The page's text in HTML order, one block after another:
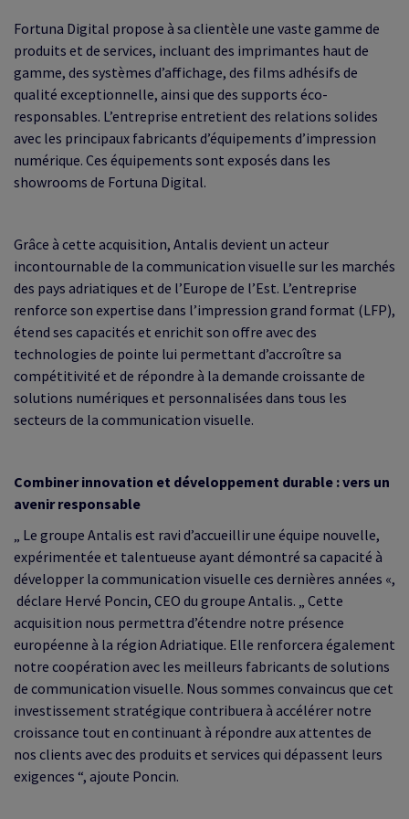
Fortuna Digital propose à sa clientèle une vaste gamme de
produits et de services, incluant des imprimantes haut de
gamme, des systèmes d’affichage, des films adhésifs de
qualité exceptionnelle, ainsi que des supports éco-
responsables. L’entreprise entretient des relations solides
avec les principaux fabricants d’équipements d’impression
numérique. Ces équipements sont exposés dans les
showrooms de Fortuna Digital.
Grâce à cette acquisition, Antalis devient un acteur
incontournable de la communication visuelle sur les marchés
des pays adriatiques et de l’Europe de l’Est. L’entreprise
renforce son expertise dans l’impression grand format (LFP),
étend ses capacités et enrichit son offre avec des
technologies de pointe lui permettant d’accroître sa
compétitivité et de répondre à la demande croissante de
solutions numériques et personnalisées dans tous les
secteurs de la communication visuelle.
Combiner innovation et développement durable : vers un
avenir responsable
„ Le groupe Antalis est ravi d’accueillir une équipe nouvelle,
expérimentée et talentueuse ayant démontré sa capacité à
développer la communication visuelle ces dernières années «,
déclare Hervé Poncin, CEO du groupe Antalis. „ Cette
acquisition nous permettra d’étendre notre présence
européenne à la région Adriatique. Elle renforcera également
notre coopération avec les meilleurs fabricants de solutions
de communication visuelle. Nous sommes convaincus que cet
investissement stratégique contribuera à accélérer notre
croissance tout en continuant à répondre aux attentes de
nos clients avec des produits et services qui dépassent leurs
exigences “, ajoute Poncin.